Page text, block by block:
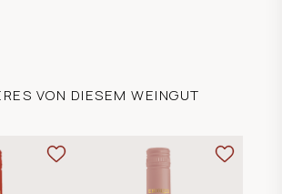
VON DIESEM WEINGUT